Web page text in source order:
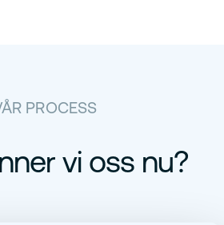
PROCESS
vi oss nu?